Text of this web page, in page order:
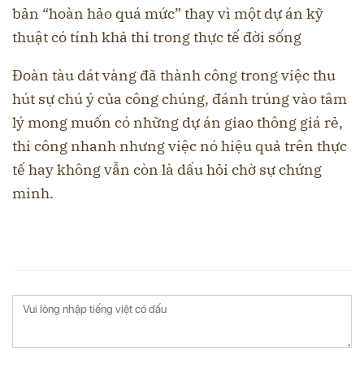
bản “hoàn hảo quá mức” thay vì một dự án kỹ
thuật có tính khả thi trong thực tế đời sống
Đoàn tàu dát vàng đã thành công trong việc thu
hút sự chú ý của công chúng, đánh trúng vào tâm
lý mong muốn có những dự án giao thông giá rẻ,
thi công nhanh nhưng việc nó hiệu quả trên thực
tế hay không vẫn còn là dấu hỏi chờ sự chứng
minh.